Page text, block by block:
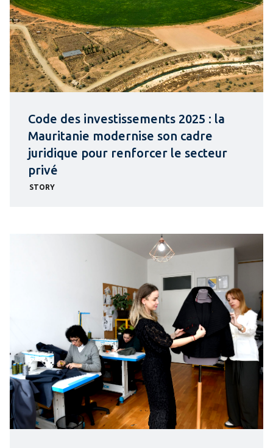
Code des investissements 2025 : la
Mauritanie modernise son cadre
juridique pour renforcer le secteur
privé
STORY